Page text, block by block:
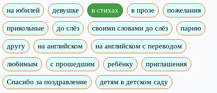
на юбилей девушке в стихах в прозе пожелания
прикольные до слёз своими словами до слёз парню
другу на английском на английском с переводом
любимым с прошедшим ребёнку приглашения
Спасибо за поздравление детям в детском саду